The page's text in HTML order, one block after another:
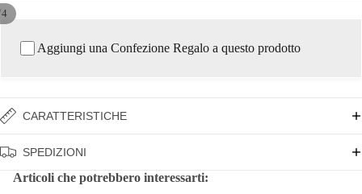
4
Aggiungi una Confezione Regalo a questo prodotto
CARATTERISTICHE
SPEDIZIONI
Articoli che potrebbero interessarti: